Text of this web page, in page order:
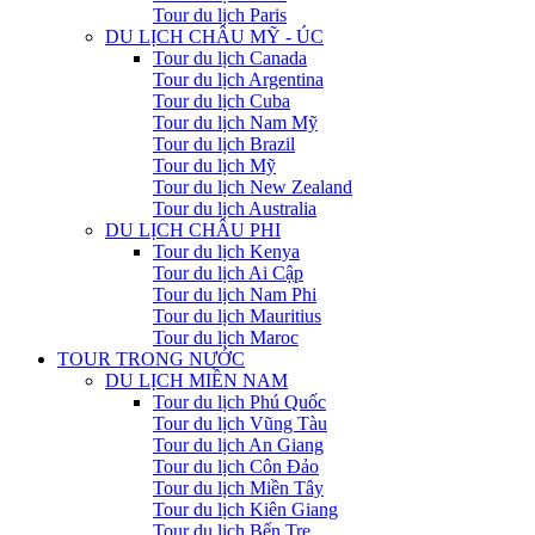
Tour du lịch Paris
DU LỊCH CHÂU MỸ - ÚC
Tour du lịch Canada
Tour du lịch Argentina
Tour du lịch Cuba
Tour du lịch Nam Mỹ
Tour du lịch Brazil
Tour du lịch Mỹ
Tour du lịch New Zealand
Tour du lịch Australia
DU LỊCH CHÂU PHI
Tour du lịch Kenya
Tour du lịch Ai Cập
Tour du lịch Nam Phi
Tour du lịch Mauritius
Tour du lịch Maroc
TOUR TRONG NƯỚC
DU LỊCH MIỀN NAM
Tour du lịch Phú Quốc
Tour du lịch Vũng Tàu
Tour du lịch An Giang
Tour du lịch Côn Đảo
Tour du lịch Miền Tây
Tour du lịch Kiên Giang
Tour du lịch Bến Tre